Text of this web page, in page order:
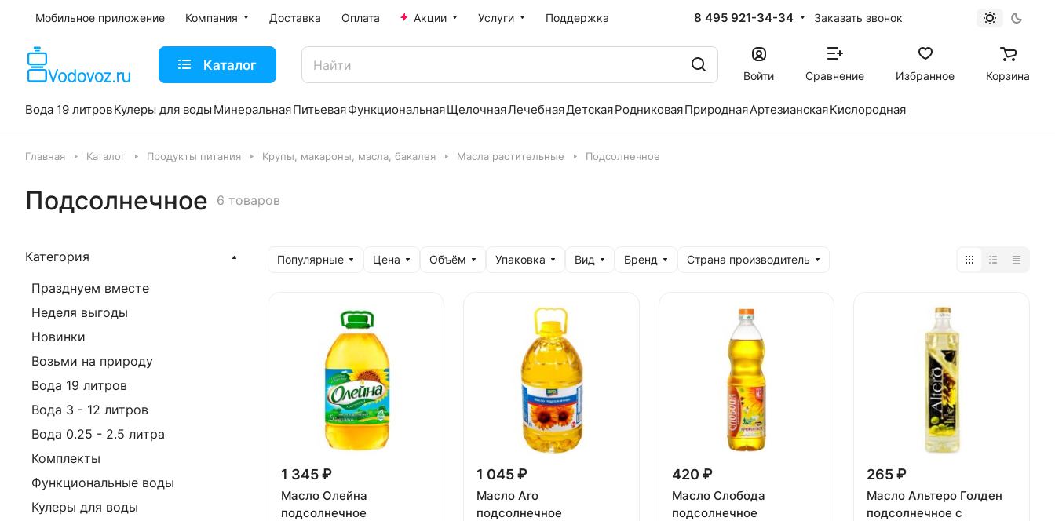
Мобильное приложение Компания Доставка Оплата Акции Услуги Поддержка 8 495 921-34-34 Заказать звонок
Каталог
Войти Сравнение Избранное Корзина
Вода 19 литровКулеры для воды МинеральнаяПитьеваяФункциональнаяЩелочнаяЛечебнаяДетскаяРодниковаяПрироднаяАртезианскаяКислородная
Главная Каталог Продукты питания Крупы, макароны, масла, бакалея Масла растительные Подсолнечное
Подсолнечное 6 товаров
Популярные Цена Объём Упаковка Вид Бренд Страна производитель
1 345 ₽
Масло Олейна
подсолнечное
1 045 ₽
Масло Aro
подсолнечное
420 ₽
Масло Слобода
подсолнечное
265 ₽
Масло Альтеро Голден
подсолнечное с
Категория
Празднуем вместе
Неделя выгоды
Новинки
Возьми на природу
Вода 19 литров
Вода 3 - 12 литров
Вода 0.25 - 2.5 литра
Комплекты
Функциональные воды
Кулеры для воды